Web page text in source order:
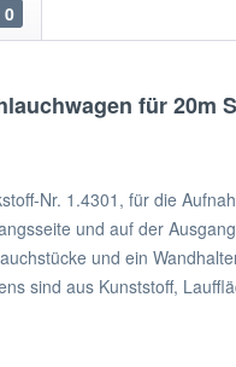
0
für 20m
Nr. 1.4301, für die
und auf der
und ein
sind aus Kunststoff,